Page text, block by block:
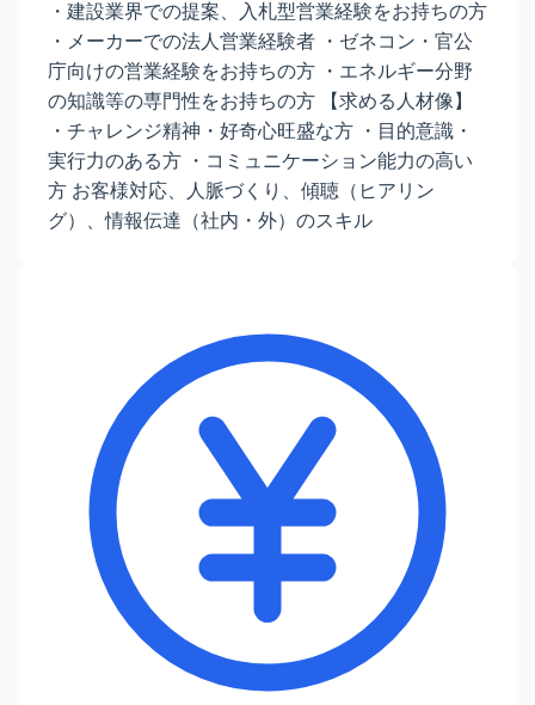
・建設業界での提案、入札型営業経験をお持ちの方
・メーカーでの法人営業経験者 ・ゼネコン・官公
庁向けの営業経験をお持ちの方 ・エネルギー分野
の知識等の専門性をお持ちの方 【求める人材像】
・チャレンジ精神・好奇心旺盛な方 ・目的意識・
実行力のある方 ・コミュニケーション能力の高い
方 お客様対応、人脈づくり、傾聴（ヒアリン
グ）、情報伝達（社内・外）のスキル